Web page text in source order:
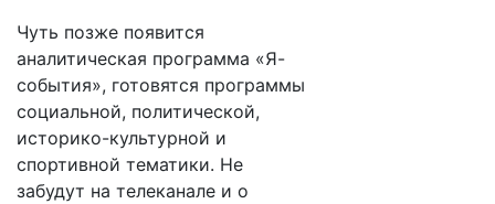
Чуть позже появится
аналитическая программа «Я-
события», готовятся программы
социальной, политической,
историко-культурной и
спортивной тематики. Не
забудут на телеканале и о